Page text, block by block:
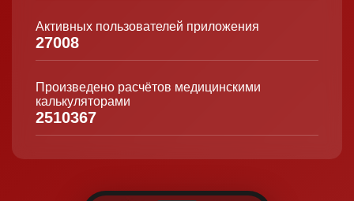
Активных пользователей приложения
27008
Произведено расчётов медицинскими
калькуляторами
2510367